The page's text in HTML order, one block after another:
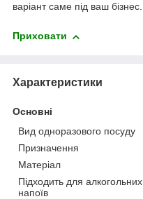
варіант саме під ваш бізнес.
Приховати
Характеристики
Основні
Вид одноразового посуду
Призначення
Матеріал
Підходить для алкогольних
напоїв